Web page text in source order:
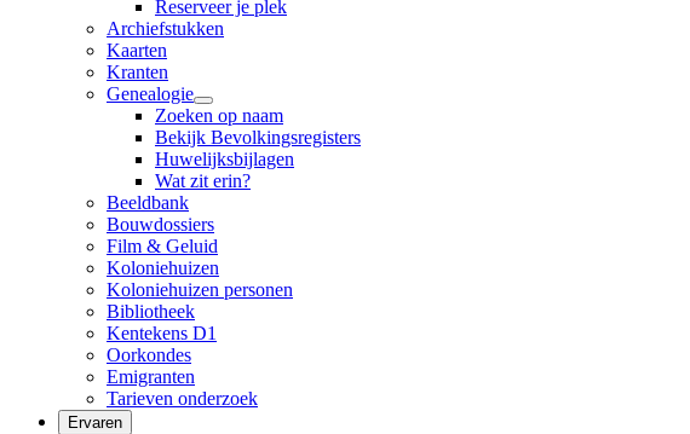
Reserveer je plek
Archiefstukken
Kaarten
Kranten
Genealogie
Zoeken op naam
Bekijk Bevolkingsregisters
Huwelijksbijlagen
Wat zit erin?
Beeldbank
Bouwdossiers
Film & Geluid
Koloniehuizen
Koloniehuizen personen
Bibliotheek
Kentekens D1
Oorkondes
Emigranten
Tarieven onderzoek
Ervaren